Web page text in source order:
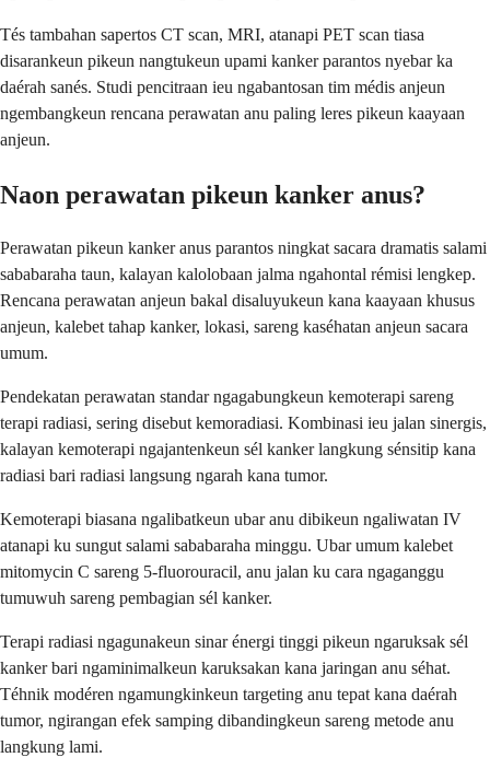
Tés tambahan sapertos CT scan, MRI, atanapi PET scan tiasa
disarankeun pikeun nangtukeun upami kanker parantos nyebar ka
daérah sanés. Studi pencitraan ieu ngabantosan tim médis anjeun
ngembangkeun rencana perawatan anu paling leres pikeun kaayaan
anjeun.
Naon perawatan pikeun kanker anus?
Perawatan pikeun kanker anus parantos ningkat sacara dramatis salami
sababaraha taun, kalayan kalolobaan jalma ngahontal rémisi lengkep.
Rencana perawatan anjeun bakal disaluyukeun kana kaayaan khusus
anjeun, kalebet tahap kanker, lokasi, sareng kaséhatan anjeun sacara
umum.
Pendekatan perawatan standar ngagabungkeun kemoterapi sareng
terapi radiasi, sering disebut kemoradiasi. Kombinasi ieu jalan sinergis,
kalayan kemoterapi ngajantenkeun sél kanker langkung sénsitip kana
radiasi bari radiasi langsung ngarah kana tumor.
Kemoterapi biasana ngalibatkeun ubar anu dibikeun ngaliwatan IV
atanapi ku sungut salami sababaraha minggu. Ubar umum kalebet
mitomycin C sareng 5-fluorouracil, anu jalan ku cara ngaganggu
tumuwuh sareng pembagian sél kanker.
Terapi radiasi ngagunakeun sinar énergi tinggi pikeun ngaruksak sél
kanker bari ngaminimalkeun karuksakan kana jaringan anu séhat.
Téhnik modéren ngamungkinkeun targeting anu tepat kana daérah
tumor, ngirangan efek samping dibandingkeun sareng metode anu
langkung lami.